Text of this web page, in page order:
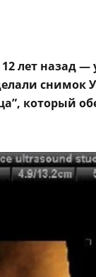
12 лет назад
снимок
который